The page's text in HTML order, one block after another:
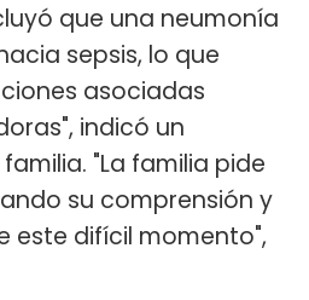
que una neumonía
sepsis, lo que
asociadas
indicó un
"La familia pide
su comprensión y
este difícil momento",